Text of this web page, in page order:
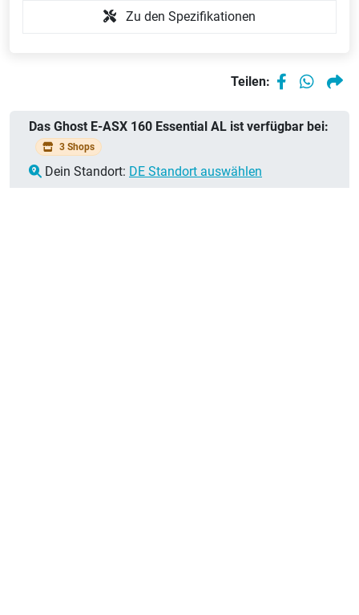
Farbe:
dark
grey/bright blue -
Zu den Spezifikationen
Teilen:
Das Ghost E-ASX 160 Essential AL ist verfügbar bei:
3 Shops
Dein Standort: DE Standort auswählen